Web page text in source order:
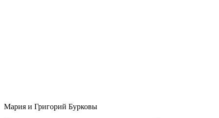
Мария и Григорий Бурковы